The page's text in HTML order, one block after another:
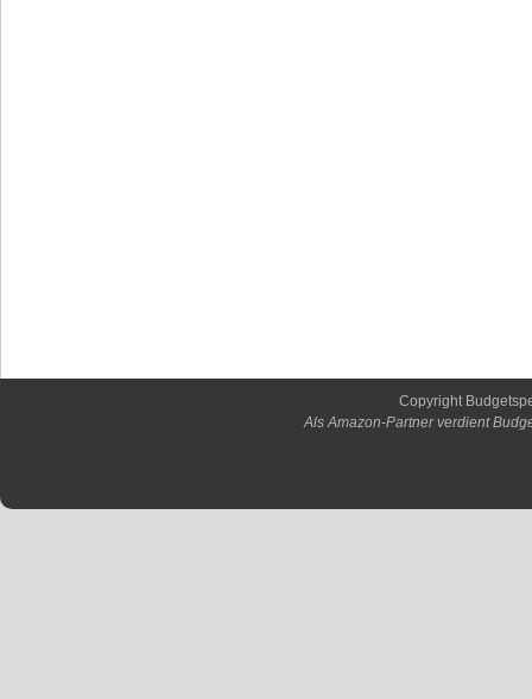
Copyright
Als Amazon-Partner verdient